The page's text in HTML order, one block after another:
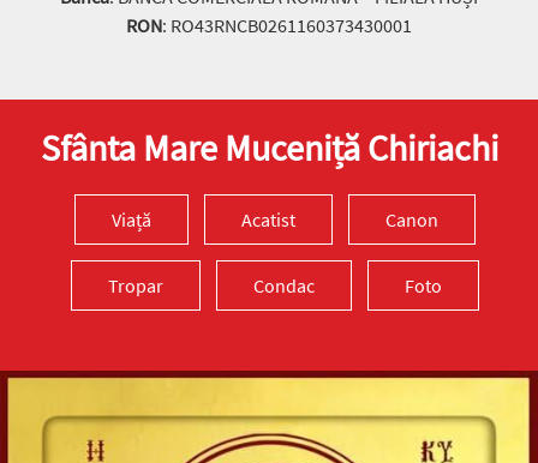
RON: RO43RNCB0261160373430001
Sfânta Mare Muceniță Chiriachi
Viață Acatist Canon
Tropar Condac Foto